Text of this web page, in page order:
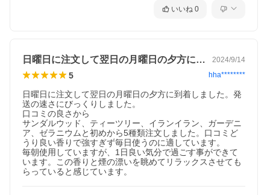
いいね 0
日曜日に注文して翌日の月曜日の夕方に到… 2024/9/14
5 hha********
日曜日に注文して翌日の月曜日の夕方に到着しました。発
送の速さにびっくりしました。
口コミの良さから
サンダルウッド、ティーツリー、イランイラン、ガーデニ
ア、ゼラニウムと初めから5種類注文しました。口コミど
うり良い香りで強すぎず毎日使うのに適しています。
毎朝使用していますが、1日良い気分で過ごす事ができて
います。この香りと煙の漂いを眺めてリラックスさせても